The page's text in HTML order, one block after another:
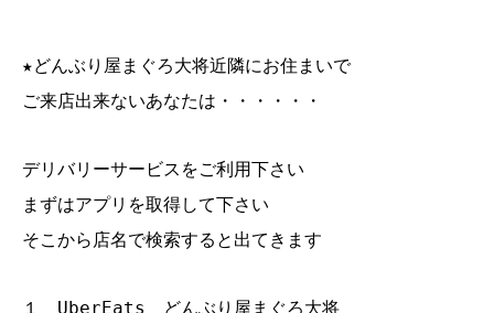
★どんぶり屋まぐろ大将近隣にお住まいで
ご来店出来ないあなたは・・・・・・
デリバリーサービスをご利用下さい
まずはアプリを取得して下さい
そこから店名で検索すると出てきます
１ UberEats どんぶり屋まぐろ大将